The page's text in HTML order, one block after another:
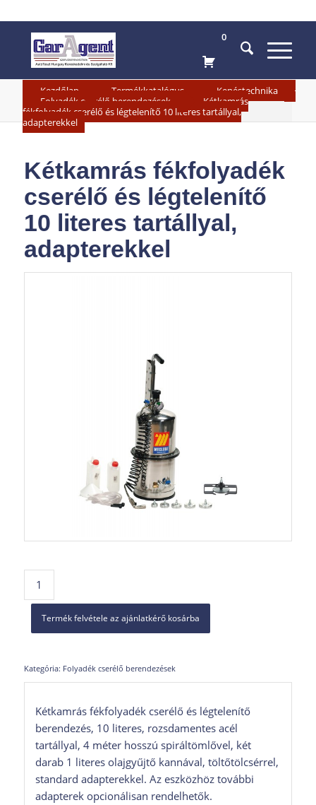
0
Kezdőlap Termékkatalógus Kenéstechnika
Folyadék cserélő berendezések
Kétkamrás
fékfolyadék cserélő és légtelenítő 10 literes tartállyal,
adapterekkel
Kétkamrás fékfolyadék
cserélő és légtelenítő
10 literes tartállyal,
adapterekkel
Termék felvétele az ajánlatkérő kosárba
Kategória: Folyadék cserélő berendezések
Kétkamrás fékfolyadék cserélő és légtelenítő
berendezés, 10 literes, rozsdamentes acél
tartállyal, 4 méter hosszú spiráltömlővel, két
darab 1 literes olajgyűjtő kannával, töltőtölcsérrel,
standard adapterekkel. Az eszközhöz további
adapterek opcionálisan rendelhetők.